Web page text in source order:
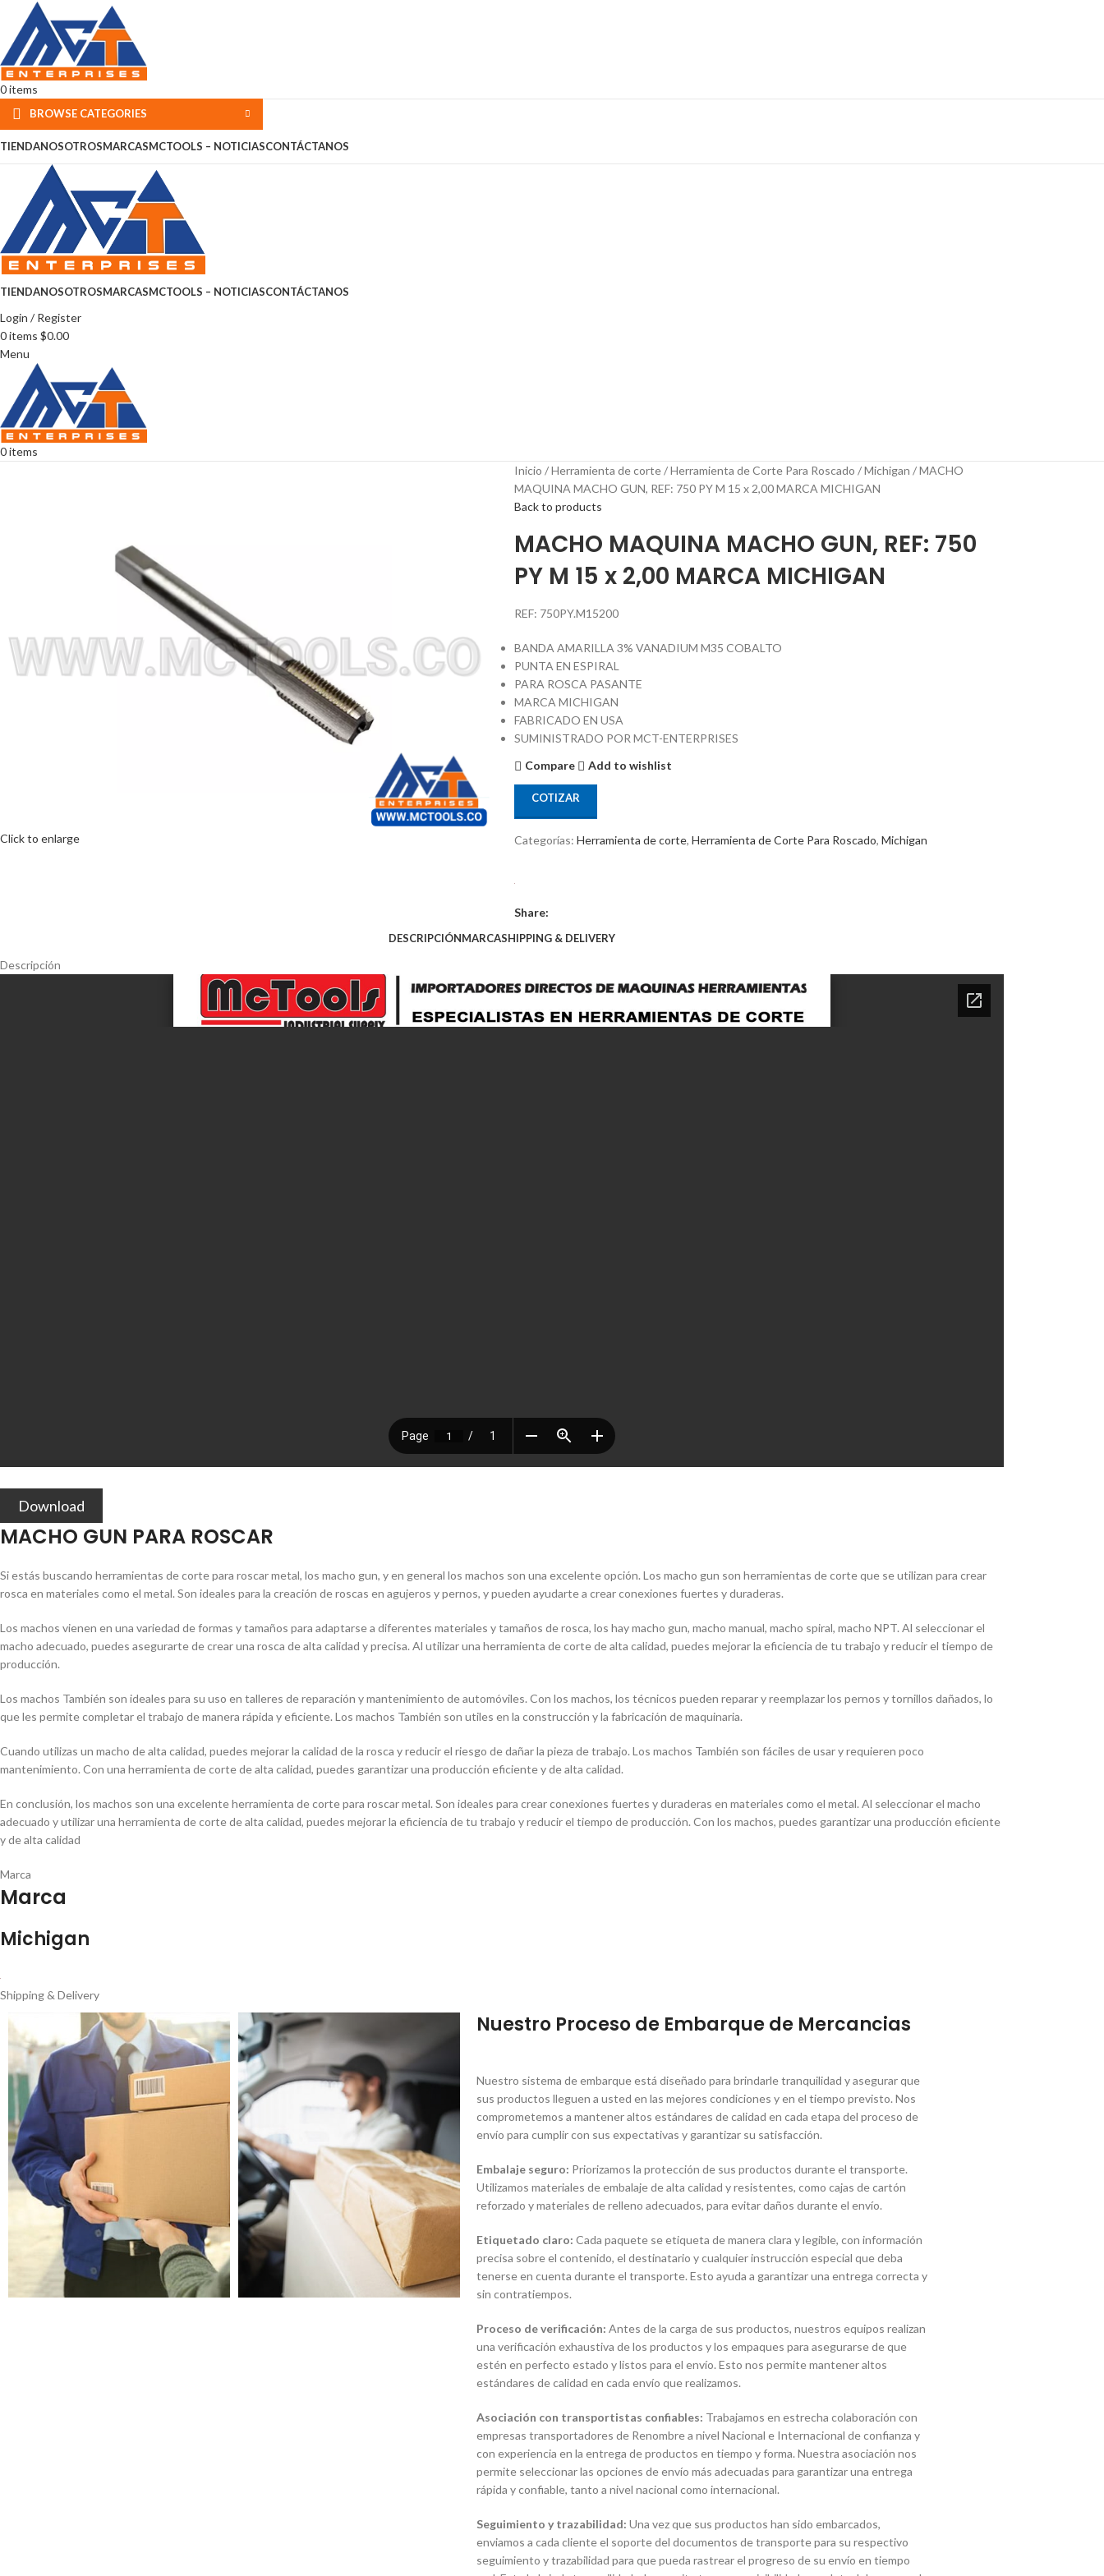
0items
BROWSE CATEGORIES
TIENDANOSOTROSMARCASMCTOOLS – NOTICIASCONTÁCTANOS
TIENDANOSOTROSMARCASMCTOOLS – NOTICIASCONTÁCTANOS
Login / Register
0items $0.00
Menu
0items
Click to enlarge
Inicio Herramienta de corte Herramienta de Corte Para Roscado Michigan
MACHO
MAQUINA MACHO GUN, REF: 750 PY M 15 x 2,00 MARCA MICHIGAN
Back to products
MACHO MAQUINA MACHO GUN, REF: 750
PY M 15 x 2,00 MARCA MICHIGAN
REF: 750PY.M15200
BANDA AMARILLA 3% VANADIUM M35 COBALTO
PUNTA EN ESPIRAL
PARA ROSCA PASANTE
MARCA MICHIGAN
FABRICADO EN USA
SUMINISTRADO POR MCT-ENTERPRISES
Compare
Add to wishlist
COTIZAR
Categorías: Herramienta de corte, Herramienta de Corte Para Roscado, Michigan
Share:
DESCRIPCIÓNMARCASHIPPING & DELIVERY
Descripción
Download
MACHO GUN PARA ROSCAR
Si estás buscando herramientas de corte para roscar metal, los macho gun, y en general los machos son una excelente opción. Los macho gun son herramientas de corte que se utilizan para crear
rosca en materiales como el metal. Son ideales para la creación de roscas en agujeros y pernos, y pueden ayudarte a crear conexiones fuertes y duraderas.
Los machos vienen en una variedad de formas y tamaños para adaptarse a diferentes materiales y tamaños de rosca, los hay macho gun, macho manual, macho spiral, macho NPT. Al seleccionar el
macho adecuado, puedes asegurarte de crear una rosca de alta calidad y precisa. Al utilizar una herramienta de corte de alta calidad, puedes mejorar la eficiencia de tu trabajo y reducir el tiempo de
producción.
Los machos También son ideales para su uso en talleres de reparación y mantenimiento de automóviles. Con los machos, los técnicos pueden reparar y reemplazar los pernos y tornillos dañados, lo
que les permite completar el trabajo de manera rápida y eficiente. Los machos También son utiles en la construcción y la fabricación de maquinaria.
Cuando utilizas un macho de alta calidad, puedes mejorar la calidad de la rosca y reducir el riesgo de dañar la pieza de trabajo. Los machos También son fáciles de usar y requieren poco
mantenimiento. Con una herramienta de corte de alta calidad, puedes garantizar una producción eficiente y de alta calidad.
En conclusión, los machos son una excelente herramienta de corte para roscar metal. Son ideales para crear conexiones fuertes y duraderas en materiales como el metal. Al seleccionar el macho
adecuado y utilizar una herramienta de corte de alta calidad, puedes mejorar la eficiencia de tu trabajo y reducir el tiempo de producción. Con los machos, puedes garantizar una producción eficiente
y de alta calidad
Marca
Marca
Michigan
Shipping & Delivery
Nuestro Proceso de Embarque de Mercancias
Nuestro sistema de embarque está diseñado para brindarle tranquilidad y asegurar que
sus productos lleguen a usted en las mejores condiciones y en el tiempo previsto. Nos
comprometemos a mantener altos estándares de calidad en cada etapa del proceso de
envío para cumplir con sus expectativas y garantizar su satisfacción.
Embalaje seguro: Priorizamos la protección de sus productos durante el transporte.
Utilizamos materiales de embalaje de alta calidad y resistentes, como cajas de cartón
reforzado y materiales de relleno adecuados, para evitar daños durante el envío.
Etiquetado claro: Cada paquete se etiqueta de manera clara y legible, con información
precisa sobre el contenido, el destinatario y cualquier instrucción especial que deba
tenerse en cuenta durante el transporte. Esto ayuda a garantizar una entrega correcta y
sin contratiempos.
Proceso de verificación: Antes de la carga de sus productos, nuestros equipos realizan
una verificación exhaustiva de los productos y los empaques para asegurarse de que
estén en perfecto estado y listos para el envío. Esto nos permite mantener altos
estándares de calidad en cada envío que realizamos.
Asociación con transportistas confiables: Trabajamos en estrecha colaboración con
empresas transportadores de Renombre a nivel Nacional e Internacional de confianza y
con experiencia en la entrega de productos en tiempo y forma. Nuestra asociación nos
permite seleccionar las opciones de envío más adecuadas para garantizar una entrega
rápida y confiable, tanto a nivel nacional como internacional.
Seguimiento y trazabilidad: Una vez que sus productos han sido embarcados,
enviamos a cada cliente el soporte del documentos de transporte para su respectivo
seguimiento y trazabilidad para que pueda rastrear el progreso de su envío en tiempo